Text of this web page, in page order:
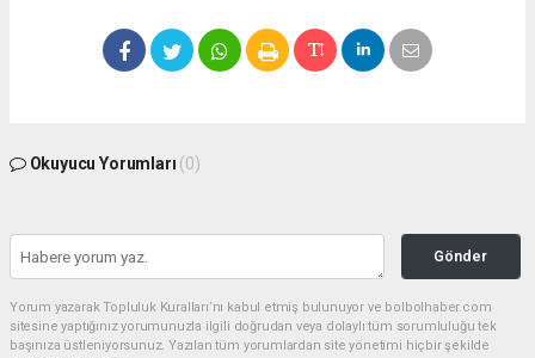
Okuyucu Yorumları (0)
Gönder
Yorum yazarak Topluluk Kuralları’nı kabul etmiş bulunuyor ve bolbolhaber.com
sitesine yaptığınız yorumunuzla ilgili doğrudan veya dolaylı tüm sorumluluğu tek
başınıza üstleniyorsunuz. Yazılan tüm yorumlardan site yönetimi hiçbir şekilde